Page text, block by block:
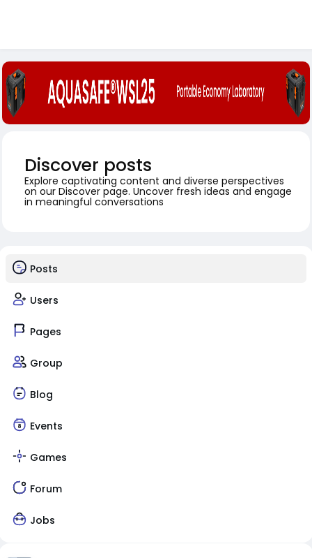
Discover posts
Explore captivating content and diverse perspectives
on our Discover page. Uncover fresh ideas and engage
in meaningful conversations
Posts
Users
Pages
Group
Blog
Events
Games
Forum
Jobs